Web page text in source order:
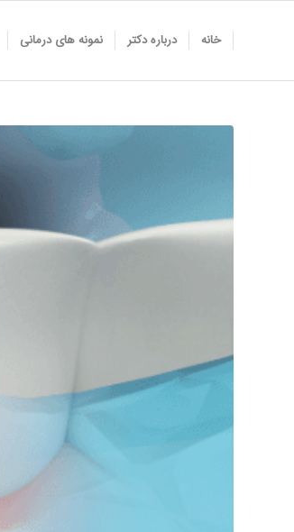
خانه درباره دکتر نمونه های درمانی